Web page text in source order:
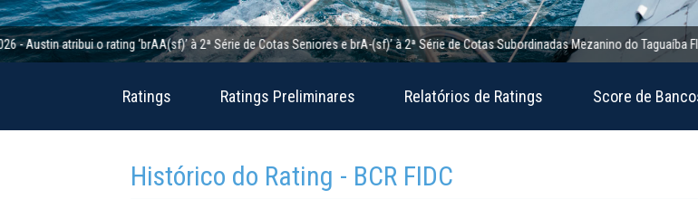
o rating ‘brAA(sf)’ à 2ª Série de Cotas Seniores e brA-(sf)’ à 2ª Série de Cotas Subordinadas Mezanino do Taguaíba FIDC;
Ratings Ratings Preliminares Relatórios de Ratings Score de
Histórico do Rating - BCR FIDC